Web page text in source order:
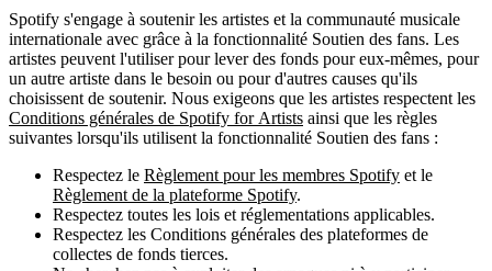
Spotify s'engage à soutenir les artistes et la communauté musicale
internationale avec grâce à la fonctionnalité Soutien des fans. Les
artistes peuvent l'utiliser pour lever des fonds pour eux-mêmes, pour
un autre artiste dans le besoin ou pour d'autres causes qu'ils
choisissent de soutenir. Nous exigeons que les artistes respectent les
Conditions générales de Spotify for Artists ainsi que les règles
suivantes lorsqu'ils utilisent la fonctionnalité Soutien des fans :
Respectez le Règlement pour les membres Spotify et le
Règlement de la plateforme Spotify.
Respectez toutes les lois et réglementations applicables.
Respectez les Conditions générales des plateformes de
collectes de fonds tierces.